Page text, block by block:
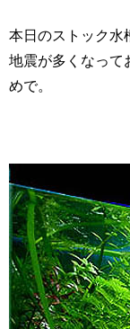
本日のストック水
地震が多くなって
めで。